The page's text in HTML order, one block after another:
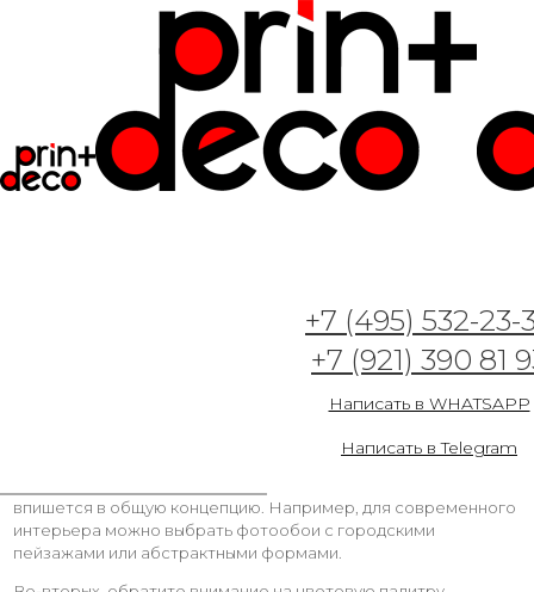
+7 (495) 532-23-
+7 (921) 390 81
Написать в WHATSAPP
Написать в Telegram
Фотообои с перспективой могут действительно
преобразить интерьер и создать впечатление глубины и
пространства. Они могут быть очень красивыми и
уникальными, добавляя особый шарм и индивидуальность
Когда речь идет о выборе фотообоев с перспективой, важно
учесть несколько факторов. Во-первых, рассмотрите стиль
впишется в общую концепцию. Например, для современного
интерьера можно выбрать фотообои с городскими
пейзажами или абстрактными формами.